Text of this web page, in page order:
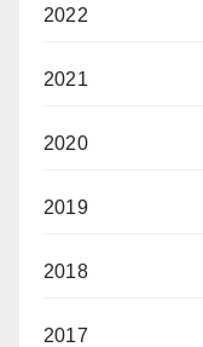
2022
2021
2020
2019
2018
2017